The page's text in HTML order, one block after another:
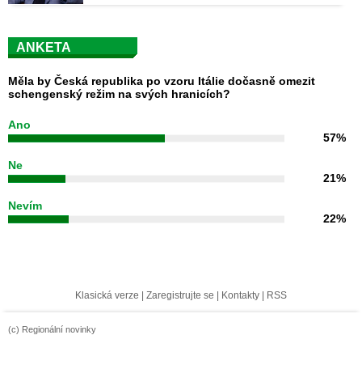
ANKETA
Měla by Česká republika po vzoru Itálie dočasně omezit
schengenský režim na svých hranicích?
Ano
57%
Ne
21%
Nevím
22%
Klasická verze Zaregistrujte se Kontakty RSS
(c) Regionální novinky